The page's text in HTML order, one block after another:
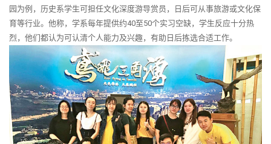
园为例，历史系学生可担任文化深度游导赏员，日后可从事旅游或文化保
育等行业。他称，学系每年提供约40至50个实习空缺，学生反应十分热
烈，他们都认为可认清个人能力及兴趣，有助日后拣选合适工作。